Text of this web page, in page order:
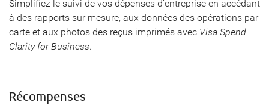
Simplifiez le suivi de vos dépenses d’entreprise en accédant
à des rapports sur mesure, aux données des opérations par
carte et aux photos des reçus imprimés avec Visa Spend
Clarity for Business.
Récompenses